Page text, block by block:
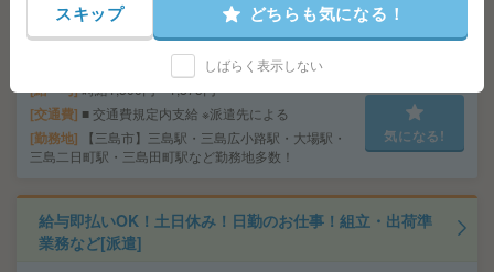
《単発1日OK！日払い可》＊DMのモクモクシール貼り
[派遣]
給 与 時給1,500円～1,875円
交通費 ■ 交通費規定内支給 ※派遣先による
勤務地
【三島市】三島駅・三島広小路駅・大場駅・
三島二日町駅・三島田町駅など勤務地多数！
気になる!
給与即払いOK！土日休み！日勤のお仕事！組立・出荷準
業務など[派遣]
スキップ どちらも気になる！
しばらく表示しない